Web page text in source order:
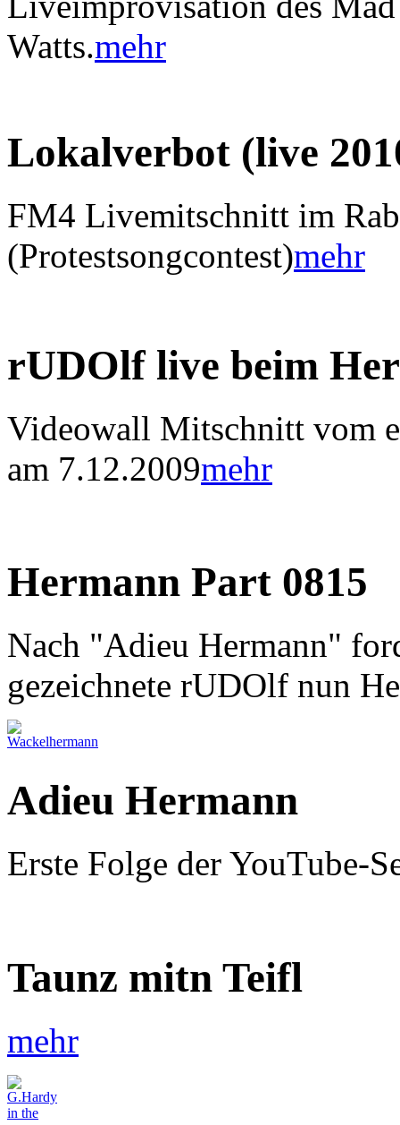
Watts.mehr
Lokalverbot (live
FM4 Livemitschnitt im
(Protestsongcontest)mehr
rUDOlf live beim
Videowall Mitschnitt vom
am 7.12.2009mehr
Hermann Part 0815
Nach "Adieu Hermann"
gezeichnete rUDOlf nun
Adieu Hermann
Erste Folge der YouTube-
Taunz mitn Teifl
mehr